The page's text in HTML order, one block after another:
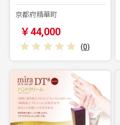
京都府精華町
￥44,000
(0)